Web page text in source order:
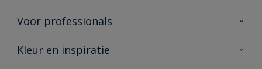
Duurzaamheid
Producten voor binnen
Vind je verkooppunt
Voor professionals
Advies & service
Kleur en inspiratie